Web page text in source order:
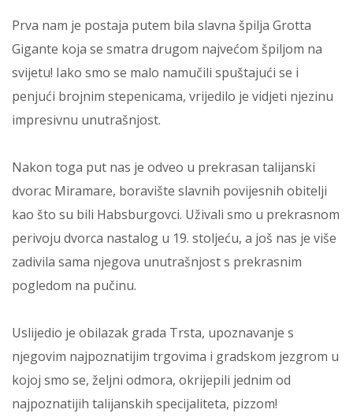
Prva nam je postaja putem bila slavna špilja Grotta
Gigante koja se smatra drugom najvećom špiljom na
svijetu! Iako smo se malo namučili spuštajući se i
penjući brojnim stepenicama, vrijedilo je vidjeti njezinu
impresivnu unutrašnjost.
Nakon toga put nas je odveo u prekrasan talijanski
dvorac Miramare, boravište slavnih povijesnih obitelji
kao što su bili Habsburgovci. Uživali smo u prekrasnom
perivoju dvorca nastalog u 19. stoljeću, a još nas je više
zadivila sama njegova unutrašnjost s prekrasnim
pogledom na pučinu.
Uslijedio je obilazak grada Trsta, upoznavanje s
njegovim najpoznatijim trgovima i gradskom jezgrom u
kojoj smo se, željni odmora, okrijepili jednim od
najpoznatijih talijanskih specijaliteta, pizzom!